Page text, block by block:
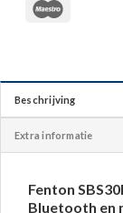
Beschrijving
Extra informatie
Fenton
Bluetooth en